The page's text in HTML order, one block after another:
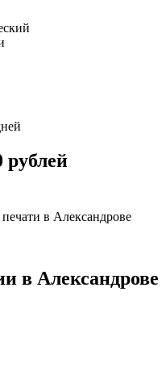
рублей
в Александрове
в Александрове